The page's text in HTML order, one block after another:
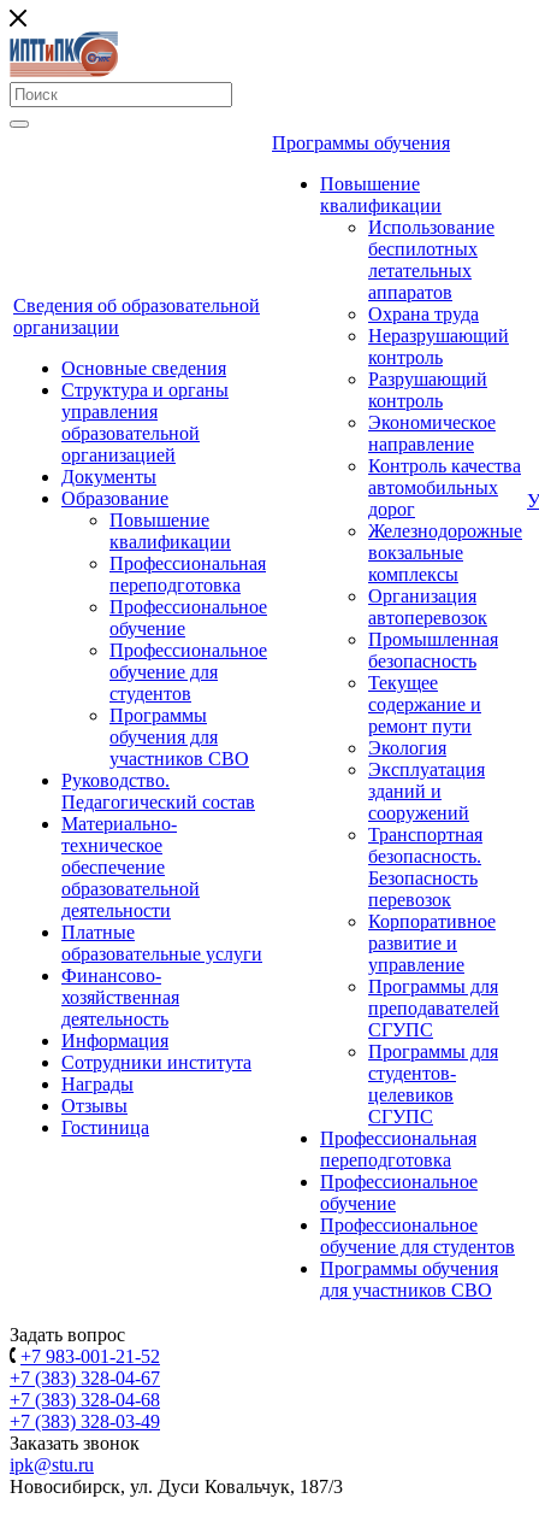
Сведения об образовательной
организации
Основные сведения
Структура и органы
управления
образовательной
организацией
Документы
Образование
Повышение
квалификации
Профессиональная
переподготовка
Профессиональное
обучение
Профессиональное
обучение для
студентов
Программы
обучения для
участников СВО
Руководство.
Педагогический состав
Материально-
техническое
обеспечение
образовательной
деятельности
Платные
образовательные услуги
Финансово-
хозяйственная
деятельность
Информация
Сотрудники института
Награды
Отзывы
Гостиница
Программы обучения
Повышение
квалификации
Использование
беспилотных
летательных
аппаратов
Охрана труда
Неразрушающий
контроль
Разрушающий
контроль
Экономическое
направление
Контроль качества
автомобильных
дорог
Железнодорожные
вокзальные
комплексы
Организация
автоперевозок
Промышленная
безопасность
Текущее
содержание и
ремонт пути
Экология
Эксплуатация
зданий и
сооружений
Транспортная
безопасность.
Безопасность
перевозок
Корпоративное
развитие и
управление
Программы для
преподавателей
СГУПС
Программы для
студентов-
целевиков
СГУПС
Профессиональная
переподготовка
Профессиональное
обучение
Профессиональное
обучение для студентов
Программы обучения
для участников СВО
Задать вопрос
+7 983-001-21-52
+7 (383) 328-04-67
+7 (383) 328-04-68
+7 (383) 328-03-49
Заказать звонок
ipk@stu.ru
Новосибирск, ул. Дуси Ковальчук, 187/3